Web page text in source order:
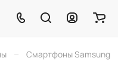
– Смартфоны Samsung